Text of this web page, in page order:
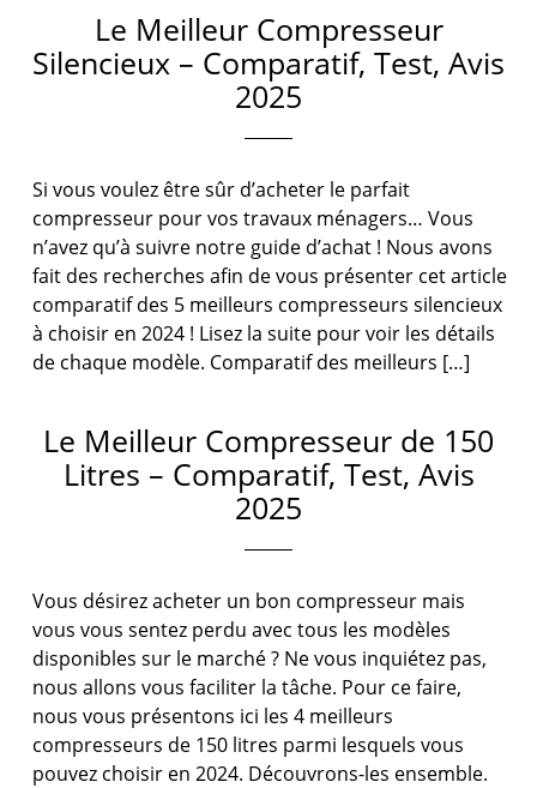
Le Meilleur Compresseur
Silencieux – Comparatif, Test, Avis
2025
Si vous voulez être sûr d’acheter le parfait
compresseur pour vos travaux ménagers… Vous
n’avez qu’à suivre notre guide d’achat ! Nous avons
fait des recherches afin de vous présenter cet article
comparatif des 5 meilleurs compresseurs silencieux
à choisir en 2024 ! Lisez la suite pour voir les détails
de chaque modèle. Comparatif des meilleurs […]
Le Meilleur Compresseur de 150
Litres – Comparatif, Test, Avis
2025
Vous désirez acheter un bon compresseur mais
vous vous sentez perdu avec tous les modèles
disponibles sur le marché ? Ne vous inquiétez pas,
nous allons vous faciliter la tâche. Pour ce faire,
nous vous présentons ici les 4 meilleurs
compresseurs de 150 litres parmi lesquels vous
pouvez choisir en 2024. Découvrons-les ensemble.